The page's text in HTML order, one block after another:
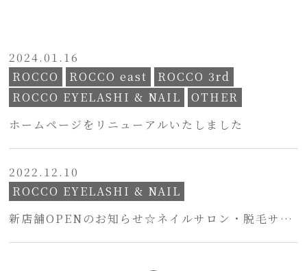
2024.01.16
ROCCO
ROCCO east
ROCCO 3rd
ROCCO EYELASHI & NAIL
OTHER
ホームページをリニューアルいたしました
2022.12.10
ROCCO EYELASHI & NAIL
新店舗OPENのお知らせ☆ネイルサロン・脱毛サロ